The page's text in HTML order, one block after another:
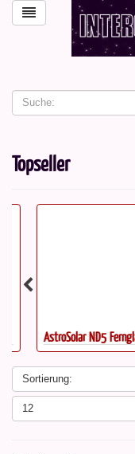
Topseller
AstroSolar ND5 Fernglas...
Sortierung:
12